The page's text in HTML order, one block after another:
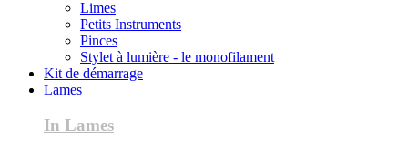
Limes
Petits Instruments
Pinces
Stylet à lumière - le monofilament
Kit de démarrage
Lames
In Lames